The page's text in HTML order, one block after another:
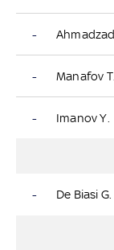
-
- Manafov T.
- Imanov Y.
- De Biasi G.